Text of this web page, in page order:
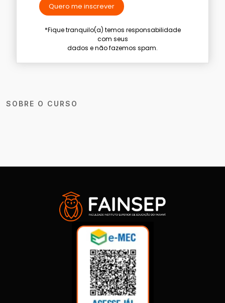
SOBRE O CURSO
Quero me inscrever
*Fique tranquilo(a) temos responsabilidade
com seus
dados e não fazemos spam.